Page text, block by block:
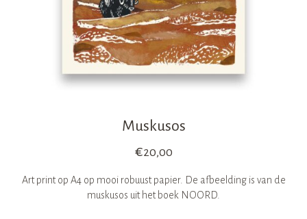
Muskusos
€20,00
Art print op A4 op mooi robuust papier. De afbeelding is van de
muskusos uit het boek NOORD.